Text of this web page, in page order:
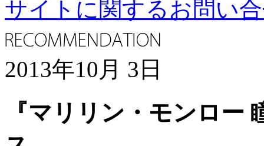
サイトに関するお問い
2013年10月 3日
『マリリン・モンロー